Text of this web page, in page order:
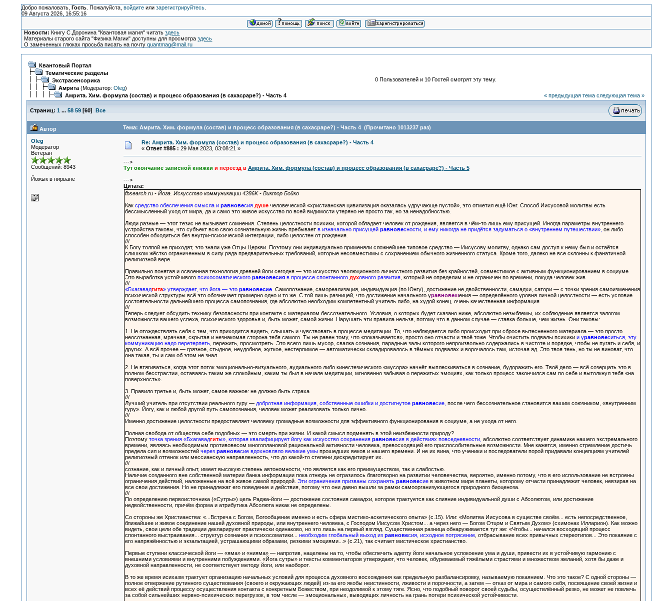
Добро пожаловать, Гость. Пожалуйста, войдитеили зарегистрируйтесь.
09 Августа 2026, 16:55:16
Новости: Книгу С.Доронина "Квантовая магия" читатьздесь
Материалы старого сайта "Физика Магии" доступны для просмотраздесь
О замеченных глюках просьба писать на почтуquantmag@mail.ru
Квантовый Портал
Тематические разделы
Экстрасенсорика
Амрита(Модератор: Oleg)
Амрита. Хим. формула (состав) и процесс образования (в сахасраре?) - Часть 4
0 Пользователей и 10 Гостей смотрят эту тему.
« предыдущая тема следующая тема »
Страниц: 1 ... 58 59[60] Все
Автор Тема: Амрита. Хим. формула (состав) и процесс образования (в сахасраре?) - Часть 4 (Прочитано 1013237 раз)
Oleg
Модератор
Ветеран
Сообщений: 8943
Йожык в нирване
Re: Амрита. Хим. формула (состав) и процесс образования (в сахасраре?) - Часть 4
« Ответ #885 : 29 Мая 2023, 03:08:21 »
--->
Тут окончание записной книжки и переезд в Амрита. Хим. формула (состав) и процесс образования (в сахасраре?) - Часть 5
--->
Цитата:
fbsearch.ru - Йога. Искусство коммуникации 4286K - Виктор Бойко
Как средство обеспечения смысла и равновесия душечеловеческой «христианская цивилизация оказалась удручающе пустой», это отметил ещё Юнг. Способ Иисусовой молитвы есть
бессмысленный уход от мира, да и само это живое искусство по всей видимости утеряно не просто так, но за ненадобностью.
Люди разные — этот тезис не вызывает сомнения. Степень целостности психики, которой обладает человек от рождения, является в чём-то лишь ему присущей. Иногда параметры внутреннего
устройства таковы, что субъект всю свою сознательную жизнь пребывает в изначально присущей равновесности, и ему никогда не придётся задуматься о «внутреннем путешествии», он либо
способен обходиться без внутри-психической интеграции, либо целостен от рождения.
///
К Богу толпой не приходят, это знали уже Отцы Церкви. Поэтому они индивидуально применяли сложнейшее типовое средство — Иисусову молитву, однако сам доступ к нему был и остаётся
слишком жёстко ограниченным в силу ряда предварительных требований, которые несовместимы с сохранением обычного жизненного статуса. Кроме того, далеко не все склонны к фанатичной
религиозной вере.
Правильно понятая и освоенная технология древней йоги сегодня — это искусство эволюционного личностного развития без крайностей, совместимое с активным функционированием в социуме.
Это выработка устойчивого психосоматического равновесияв процессе спонтанного духовного развития, который не определим и не ограничен по времени, покуда человек жив.
///
«Бхагавадгита» утверждает, что йога — это равновесие. Самопознание, самореализация, индивидуация (по Юнгу), достижение не двойственности, самадхи, сатори — с точки зрения самоизменения
психической структуры всё это обозначает примерно одно и то же. С той лишь разницей, что достижение начального уравновешения — определённого уровня личной целостности — есть условие
состоятельности дальнейшего процесса самопознания, где абсолютно необходим компетентный учитель либо, на худой конец, очень качественная информация.
///
Теперь следует обсудить технику безопасности при контакте с материалом бессознательного. Условия, о которых будет сказано ниже, абсолютно незыблемы, их соблюдение является залогом
возможности вашего успеха, психического здоровья и, быть может, самой жизни. Нарушать эти правила нельзя, потому что в данном случае — ставка больше, чем жизнь. Они таковы:
1. Не отождествлять себя с тем, что приходится видеть, слышать и чувствовать в процессе медитации. То, что наблюдается либо происходит при сбросе вытесненного материала — это просто
неосознанная, мрачная, скрытая и незнакомая сторона тебя самого. Ты не равен тому, что «показывается», просто оно отчасти и твоё тоже. Чтобы очистить подвалы психики и уравновеситься, эту
коммуникацию надо перетерпеть, пережить, просмотреть. Это всего лишь мусор, свалка сознания, парадные залы которого непроизвольно содержались в чистоте и порядке, чтобы не пугать и себя, и
других. А всё прочее — грязное, стыдное, неудобное, жуткое, нестерпимое — автоматически складировалось в тёмных подвалах и ворочалось там, источая яд. Это твоя тень, но ты не виноват, что
она такая, ты и сам об этом не знал.
2. Не втягиваться, когда этот поток эмоционально-визуального, аудиального либо кинестезического «мусора» начнёт выплескиваться в сознание, будоражить его. Твоё дело — всё созерцать это в
полном бесстрастии, оставаясь таким же спокойным, каким ты был в начале медитации, мгновенно забывая о пережитых эмоциях, как только процесс закончился сам по себе и вытолкнул тебя «на
поверхность».
3. Правило третье и, быть может, самое важное: не должно быть страха
///
Лучший учитель при отсутствии реального гуру — добротная информация, собственные ошибки и достигнутое равновесие, после чего бессознательное становится вашим союзником, «внутренним
гуру». Йогу, как и любой другой путь самопознания, человек может реализовать только лично.
///
Именно достижение целостности предоставляет человеку громадные возможности для эффективного функционирования в социуме, а не ухода от него.
Полная свобода от общества себе подобных — это смерть при жизни. И какой смысл подменять в этой неизбежности природу?
Поэтому точка зрения «Бхагавадгиты», которая квалифицирует йогу как искусство сохранения равновесия в действиях повседневности, абсолютно соответствует динамике нашего экстремального
времени, являясь необходимым противовесом многоплановой рациональной активности человека, превосходящей его приспособительные возможности. Мне кажется, именно стремление достичь
предела сил и возможностей через равновесие вдохновляло великие умыпрошедших веков и нашего времени. И не их вина, что ученики и последователи порой придавали концепциям учителей
религиозный оттенок или мессианскую направленность, что до какой-то степени дискредитирует их.
///
сознание, как и личный опыт, имеет высокую степень автономности, что является как его преимуществом, так и слабостью.
Наличие созданного вне собственной материи банка информации пока отнюдь не отразилось благотворно на развитии человечества, вероятно, именно потому, что в его использование не встроены
ограничения действий, наложенные на всё живое самой природой. Эти ограничения призваны сохранять равновесиев животном мире планеты, которому отчасти принадлежит человек, невзирая на
все свои достижения. Но не принадлежат его поведение и действия, потому что они давно вышли за рамки самоорганизующегося природного биоценоза.
///
По определению первоисточника («Сутры») цель Раджа-йоги — достижение состояния самадхи, которое трактуется как слияние индивидуальной души с Абсолютом, или достижение
недвойственности, причём форма и атрибутика Абсолюта никак не определены.
Со стороны же Христианства: «...Встреча с Богом, Богообщение именно и есть сфера мистико-аскетического опыта» (с.15). Или: «Молитва Иисусова в существе своём... есть непосредственное,
ближайшее и живое соединение нашей духовной природы, или внутреннего человека, с Господом Иисусом Христом... а через него — Богом Отцом и Святым Духом» (схимонах Илларион). Как можно
видеть, свои цели обе традиции декларируют практически одинаково, но это лишь на первый взгляд. Существенная разница обнаруживается тут же: «Чтобы... начался восходящий процесс
спонтанного выстраивания... структур сознания и психосоматики... необходим глобальный выход из равновесия, исходное потрясение, отбрасывание всех привычных стереотипов... Это покаяние с
его напряжённостью и экзальтацией, устрашающими образами, резкими эмоциями...» (с.21), так считает мистическое христианство.
Первые ступени классической йоги — «яма» и «нияма» — напротив, нацелены на то, чтобы обеспечить адепту йоги начальное успокоение ума и души, привести их в устойчивую гармонию с
внешними условиями и внутренними побуждениями. «Йога сутры» и тексты комментаторов утверждают, что человек, обуреваемый тяжёлыми страстями и множеством желаний, хотя бы даже и
духовной направленности, не соответствует методу йоги, или наоборот.
В то же время исихазм трактует организацию начальных условий для процесса духовного восхождения как предельную разбалансировку, называемую покаянием. Что это такое? С одной стороны —
полное отвержение рутинного существования (своего и окружающих людей) из-за его якобы неистинности, лживости и порочности, а затем — отказ от мира и самого себя, посвящение своей жизни и
всех её действий процессу осуществления контакта с конкретным Божеством, при неодолимой к этому тяге. Ясно, что подобный поворот своей судьбы, осуществлённый резко, не может не повлечь
за собой сильнейших нервно-психических перегрузок, в том числе — эмоциональных, выводящих личность на грань потери психической устойчивости.